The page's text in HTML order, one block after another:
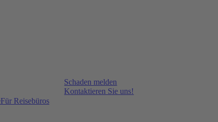
Schaden melden
Kontaktieren Sie uns!
Für Reisebüros